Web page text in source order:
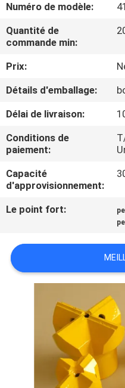
VISITE
D'USINE
CONTRÔLE
DE
QUALITÉ
CONTACTEZ-
NOUS
DEMANDEZ
CITATION
PLAN
PRIVACY
Numéro de modèle:
Quantité de
commande min:
Prix:
Détails d'emballage:
Délai de livraison:
Conditions de
paiement:
Capacité
d'approvisionnement:
Le point fort: